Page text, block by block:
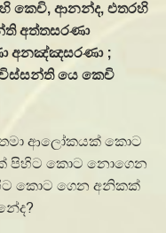
කෙචි, ආනන්ද, එතරහි
අත්තසරණා
අනඤ්ඤසරණා ;
යෙ කෙචි
ආලෝකයක් කොට
පිහිට කොට නොගෙන
කොට ගෙන අනිකක්